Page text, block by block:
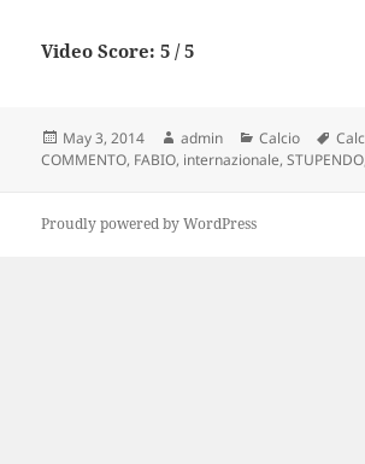
Video Score: 5 / 5
Posted
on
May 3, 2014 Author
admin Categories
Calcio
COMMENTO, FABIO, internazionale,STUPENDO
Proudly powered by WordPress